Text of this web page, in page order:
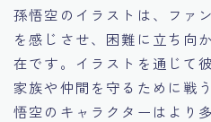
孫悟空のイラストは、ファ
を感じさせ、困難に立ち向
在です。イラストを通じて
家族や仲間を守るために戦
悟空のキャラクターはより